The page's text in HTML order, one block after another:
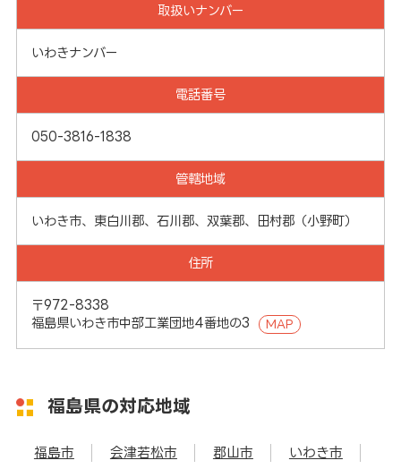
取扱いナンバー
いわきナンバー
電話番号
050-3816-1838
管轄地域
いわき市、東白川郡、石川郡、双葉郡、田村郡（小野町）
住所
〒972-8338
福島県いわき市中部工業団地4番地の3
MAP
福島県の対応地域
福島市 会津若松市 郡山市 いわき市